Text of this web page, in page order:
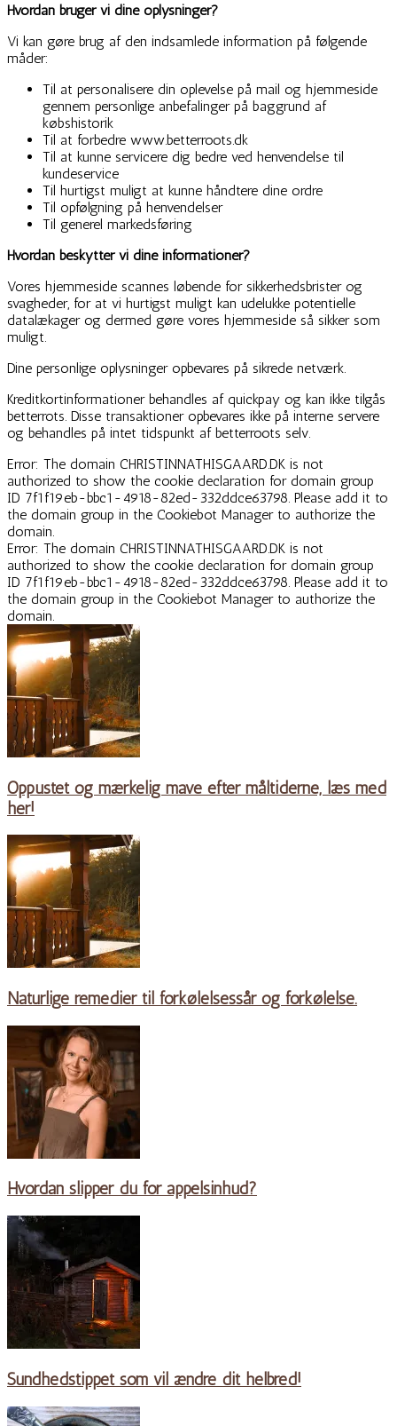
Hvordan bruger vi dine oplysninger?
Vi kan gøre brug af den indsamlede information på følgende
måder:
Til at personalisere din oplevelse på mail og hjemmeside
gennem personlige anbefalinger på baggrund af
købshistorik
Til at forbedre www.betterroots.dk
Til at kunne servicere dig bedre ved henvendelse til
kundeservice
Til hurtigst muligt at kunne håndtere dine ordre
Til opfølgning på henvendelser
Til generel markedsføring
Hvordan beskytter vi dine informationer?
Vores hjemmeside scannes løbende for sikkerhedsbrister og
svagheder, for at vi hurtigst muligt kan udelukke potentielle
datalækager og dermed gøre vores hjemmeside så sikker som
muligt.
Dine personlige oplysninger opbevares på sikrede netværk.
Kreditkortinformationer behandles af quickpay og kan ikke tilgås
betterrots. Disse transaktioner opbevares ikke på interne servere
og behandles på intet tidspunkt af betterroots selv.
Error: The domain CHRISTINNATHISGAARD.DK is not
authorized to show the cookie declaration for domain group
ID 7f1f19eb-bbc1-4918-82ed-332ddce63798. Please add it to
the domain group in the Cookiebot Manager to authorize the
domain.
Error: The domain CHRISTINNATHISGAARD.DK is not
authorized to show the cookie declaration for domain group
ID 7f1f19eb-bbc1-4918-82ed-332ddce63798. Please add it to
the domain group in the Cookiebot Manager to authorize the
domain.
Oppustet og mærkelig mave efter måltiderne, læs med
her!
Naturlige remedier til forkølelsessår og forkølelse.
Hvordan slipper du for appelsinhud?
Sundhedstippet som vil ændre dit helbred!